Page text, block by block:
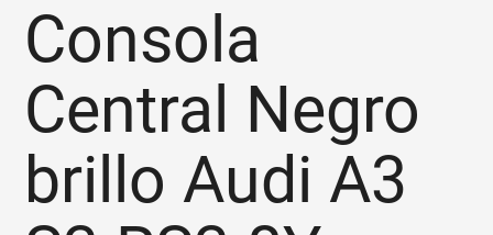
Consola
Central Negro
brillo Audi A3